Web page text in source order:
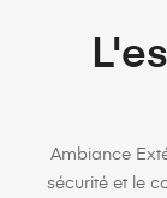
Ambiance
sécurité et le